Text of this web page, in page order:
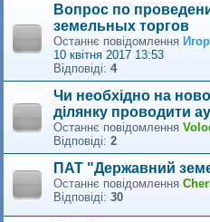
Вопрос по
земельных торгов
Останнє повідомлення
10 квітня 2017 13:53
Відповіді: 4
Чи необхідно на
ділянку проводити
Останнє повідомлення
Відповіді: 2
ПАТ "Державний
Останнє повідомлення
Відповіді: 30